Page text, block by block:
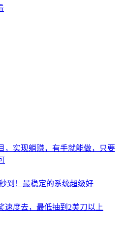
，实现躺赚，有手就能做，只要
到！最稳定的系统超级好
速度去，最低抽到2美刀以上